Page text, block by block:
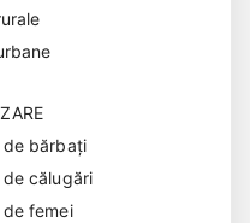
de bărbaţi
călugări
femei